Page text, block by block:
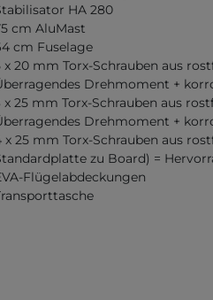
HA 280
cm AluMast
cm Fuselage
x 20 mm Torx-Schrauben aus
Drehmoment +
x 25 mm Torx-Schrauben aus
Drehmoment +
x 25 mm Torx-Schrauben aus
zu Board) =
Flügelabdeckungen